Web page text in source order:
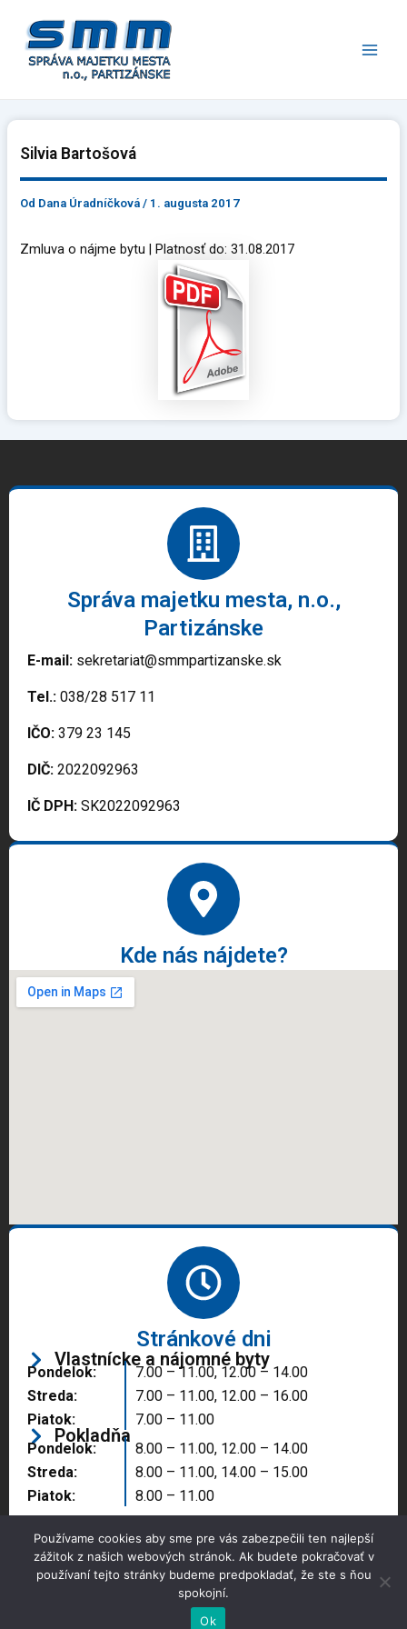
obsah
Silvia Bartošová
Od Dana Úradníčková/ 1. augusta 2017
Zmluva o nájme bytu | Platnosť do: 31.08.2017
Správa majetku mesta, n.o.,
Partizánske
E-mail: sekretariat@smmpartizanske.sk
Tel.: 038/28 517 11
IČO: 379 23 145
DIČ: 2022092963
IČ DPH: SK2022092963
Kde nás nájdete?
Stránkové dni
Vlastnícke a nájomné byty
Pondelok:
Streda:
Piatok:
7.00 – 11.00, 12.00 – 14.00
7.00 – 11.00, 12.00 – 16.00
7.00 – 11.00
Pokladňa
Pondelok:
Streda:
Piatok:
8.00 – 11.00, 12.00 – 14.00
8.00 – 11.00, 14.00 – 15.00
8.00 – 11.00
Copyright © 2025 Správa majetku mesta, n.o.,
Partizánske
Používame cookies aby sme pre vás zabezpečili ten najlepší
zážitok z našich webových stránok. Ak budete pokračovať v
používaní tejto stránky budeme predpokladať, že ste s ňou
spokojní.
Ok